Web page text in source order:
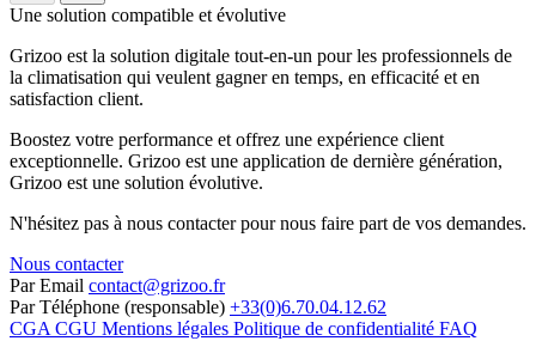
Une solution compatible et évolutive
Grizoo est la solution digitale tout-en-un pour les professionnels de
la climatisation qui veulent gagner en temps, en efficacité et en
satisfaction client.
Boostez votre performance et offrez une expérience client
exceptionnelle. Grizoo est une application de dernière génération,
Grizoo est une solution évolutive.
N'hésitez pas à nous contacter pour nous faire part de vos demandes.
Nous contacter
Par Email contact@grizoo.fr
Par Téléphone (responsable) +33(0)6.70.04.12.62
CGA CGU Mentions légales Politique de confidentialité FAQ